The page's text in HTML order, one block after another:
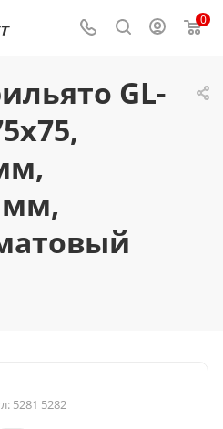
0
GL-
мм,
5281 5282